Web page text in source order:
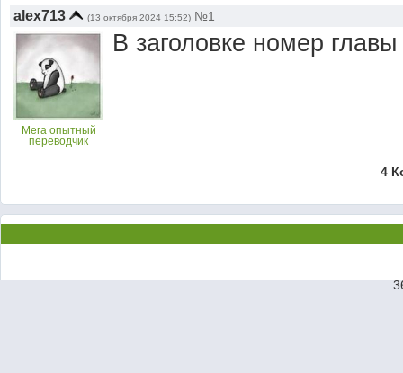
alex713 (13 октября 2024 15:52) №1
Мега опытный
переводчик
В заголовке номер
4